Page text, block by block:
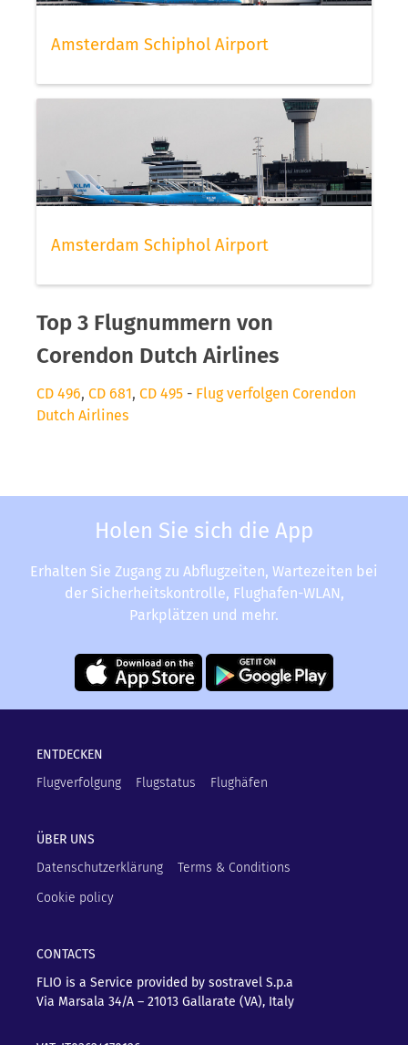
Amsterdam Schiphol Airport
Amsterdam Schiphol Airport
Top 3 Flugnummern von
Corendon Dutch Airlines
CD 496, CD 681, CD 495 - Flug verfolgen Corendon
Dutch Airlines
Holen Sie sich die App
Erhalten Sie Zugang zu Abflugzeiten, Wartezeiten bei
der Sicherheitskontrolle, Flughafen-WLAN,
Parkplätzen und mehr.
ENTDECKEN
Flugverfolgung
Flugstatus Flughäfen
ÜBER UNS
Datenschutzerklärung
Terms & Conditions
Cookie policy
CONTACTS
FLIO is a Service provided by sostravel S.p.a
Via Marsala 34/A – 21013 Gallarate (VA), Italy